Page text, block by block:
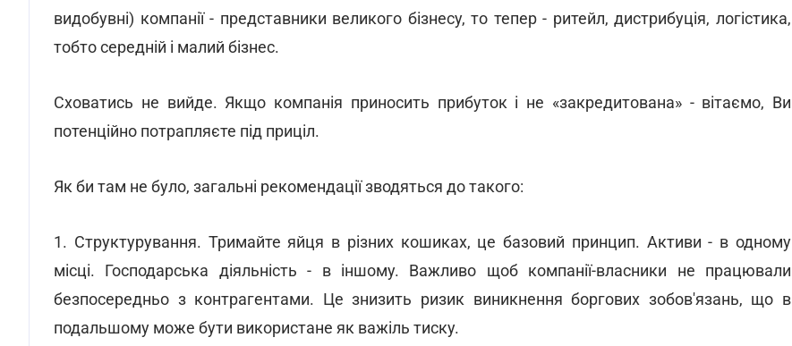
видобувні) компанії - представники великого бізнесу, то тепер - ритейл, дистрибуція, логістика,
тобто середній і малий бізнес.
Сховатись не вийде. Якщо компанія приносить прибуток і не «закредитована» - вітаємо, Ви
потенційно потрапляєте під приціл.
Як би там не було, загальні рекомендації зводяться до такого:
1. Структурування. Тримайте яйця в різних кошиках, це базовий принцип. Активи - в одному
місці. Господарська діяльність - в іншому. Важливо щоб компанії-власники не працювали
безпосередньо з контрагентами. Це знизить ризик виникнення боргових зобов'язань, що в
подальшому може бути використане як важіль тиску.